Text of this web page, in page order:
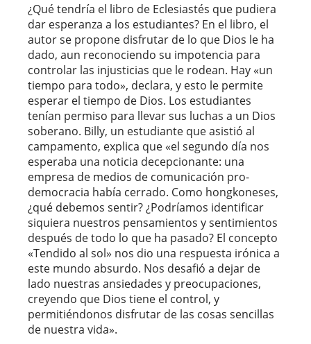
¿Qué tendría el libro de Eclesiastés que pudiera
dar esperanza a los estudiantes? En el libro, el
autor se propone disfrutar de lo que Dios le ha
dado, aun reconociendo su impotencia para
controlar las injusticias que le rodean. Hay «un
tiempo para todo», declara, y esto le permite
esperar el tiempo de Dios. Los estudiantes
tenían permiso para llevar sus luchas a un Dios
soberano. Billy, un estudiante que asistió al
campamento, explica que «el segundo día nos
esperaba una noticia decepcionante: una
empresa de medios de comunicación pro-
democracia había cerrado. Como hongkoneses,
¿qué debemos sentir? ¿Podríamos identificar
siquiera nuestros pensamientos y sentimientos
después de todo lo que ha pasado? El concepto
«Tendido al sol» nos dio una respuesta irónica a
este mundo absurdo. Nos desafió a dejar de
lado nuestras ansiedades y preocupaciones,
creyendo que Dios tiene el control, y
permitiéndonos disfrutar de las cosas sencillas
de nuestra vida».